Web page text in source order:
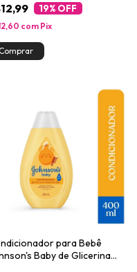
19% OFF
com Pix
para Bebê
Baby de Glicerina